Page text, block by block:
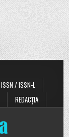
ISSN / ISSN-L
REDACȚIA